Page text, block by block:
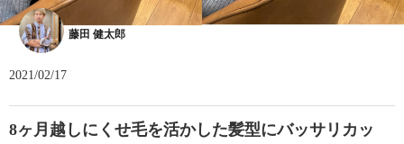
藤田 健太郎
2021/02/17
8ヶ月越しにくせ毛を活かした髪型にバッサリカッ